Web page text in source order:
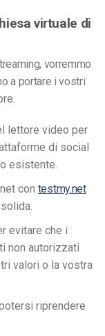
virtuale di
vorremmo
a portare i vostri
lettore video per
di social
esistente.
con testmy.net
evitare che i
non autorizzati
valori o la vostra
riprendere